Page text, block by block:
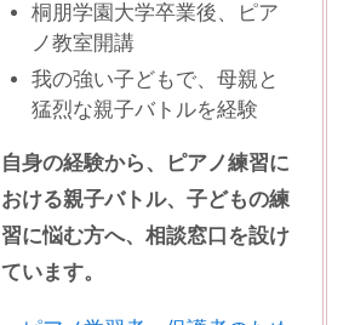
桐朋学園大学卒業後、ピア
ノ教室開講
我の強い子どもで、母親と
猛烈な親子バトルを経験
自身の経験から、ピアノ練習に
おける親子バトル、子どもの練
習に悩む方へ、相談窓口を設け
ています。